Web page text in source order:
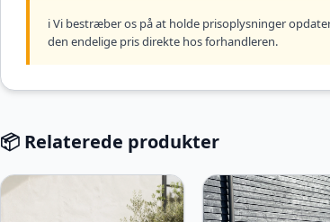
ℹ️ Vi bestræber os på at holde prisoplysninger
den endelige pris direkte hos forhandleren.
📦 Relaterede produkter